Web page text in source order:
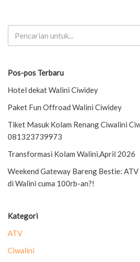
Pos-pos Terbaru
Hotel dekat Walini Ciwidey
Paket Fun Offroad Walini Ciwidey
Tiket Masuk Kolam Renang Ciwalini
081323739973
Transformasi Kolam Walini,April 2026
Weekend Gateway Bareng Bestie: ATV
di Walini cuma 100rb-an?!
Kategori
ATV
Ciwalini